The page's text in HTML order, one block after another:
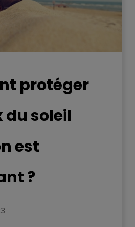
protéger
du soleil
est
?